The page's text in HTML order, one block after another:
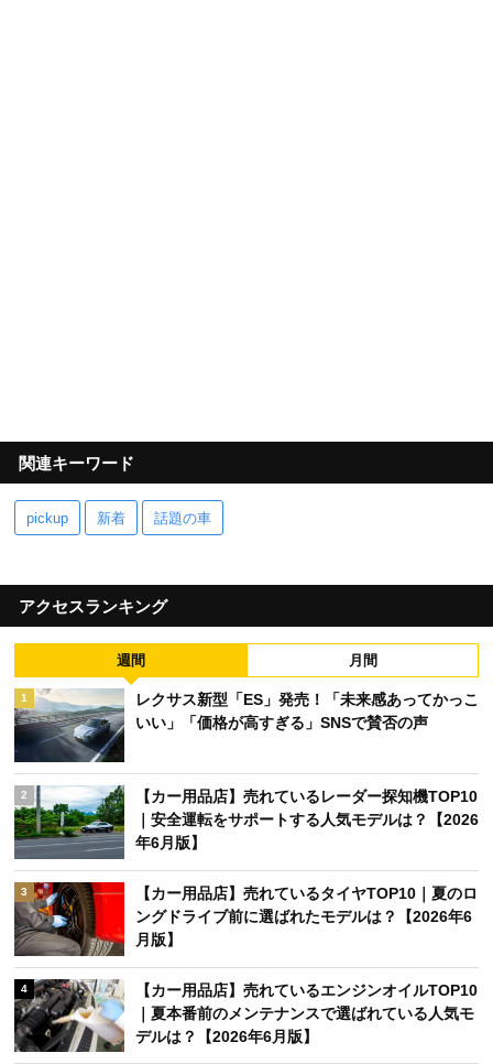
関連キーワード
pickup 新着 話題の車
アクセスランキング
週間 月間
1
レクサス新型「ES」発売！「未来感あってかっこ
いい」「価格が高すぎる」SNSで賛否の声
2
【カー用品店】売れているレーダー探知機TOP10
｜安全運転をサポートする人気モデルは？【2026
年6月版】
3
【カー用品店】売れているタイヤTOP10｜夏のロ
ングドライブ前に選ばれたモデルは？【2026年6
月版】
4
【カー用品店】売れているエンジンオイルTOP10
｜夏本番前のメンテナンスで選ばれている人気モ
デルは？【2026年6月版】